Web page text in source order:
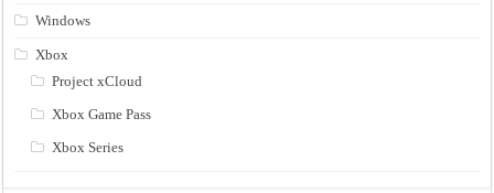
Windows
Xbox
Project xCloud
Xbox Game Pass
Xbox Series